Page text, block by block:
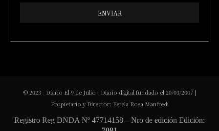
ENVIAR
© 2023 - Diario El 9 de Julio - Diario digital fundado el 20/03/2007 |
Propietario y Director: Estela Rosa Manfredi
Registro Reg DNDA Nº 47714158 – Nro de edición Edición: